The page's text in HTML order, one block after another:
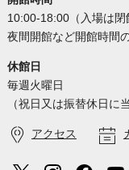
10:00-18:00（入場は閉
夜間開館など開館時間
休館日
毎週火曜日
（祝日又は振替休日に
アクセス